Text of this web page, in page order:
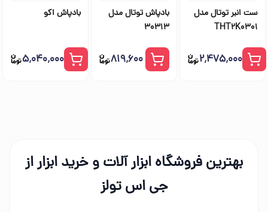
ست انبر توتال مدل
THT2K0301
۲٬۴۷۵٬۰۰۰
بادپاش توتال مدل
30313
۸۱۹٬۶۰۰
بادپاش اکو
۵٬۰۴۰٬۰۰۰
بهترین فروشگاه ابزار آلات و خرید ابزار از
جی اس تولز